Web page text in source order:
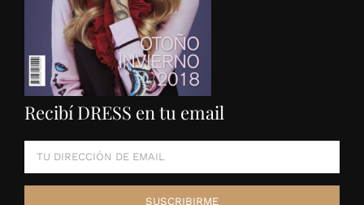
Recibí DRESS en tu email